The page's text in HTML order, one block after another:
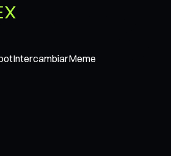
IntercambiarMeme